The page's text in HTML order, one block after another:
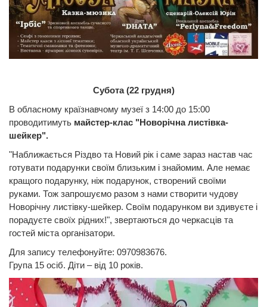
Субота (22 грудня)
В обласному країзнавчому музеї з 14:00 до 15:00
проводитимуть майстер-клас "Новорічна листівка-
шейкер".
"Наближається Різдво та Новий рік і саме зараз настав час
готувати подарунки своїм близьким і знайомим. Але немає
кращого подарунку, ніж подарунок, створений своїми
руками. Тож запрошуємо разом з нами створити чудову
Новорічну листівку-шейкер. Своїм подарунком ви здивуєте і
порадуєте своїх рідних!", звертаються до черкасців та
гостей міста організатори.
Для запису телефонуйте: 0970983676.
Група 15 осіб. Діти – від 10 років.